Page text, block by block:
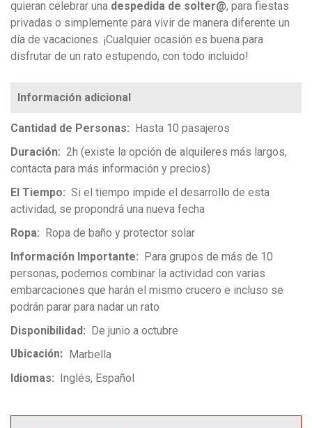
quieran celebrar una despedida de solter@, para fiestas
privadas o simplemente para vivir de manera diferente un
día de vacaciones. ¡Cualquier ocasión es buena para
disfrutar de un rato estupendo, con todo incluido!
Cantidad de Personas
Hasta 10 pasajeros
Duración
2h (existe la opción de alquileres más largos,
contacta para más información y precios)
El Tiempo
Si el tiempo impide el desarrollo de esta
actividad, se propondrá una nueva fecha
Ropa
Ropa de baño y protector solar
Información Importante
Para grupos de más de 10
personas, podemos combinar la actividad con varias
embarcaciones que harán el mismo crucero e incluso se
podrán parar para nadar un rato
Disponibilidad
De junio a octubre
Ubicación
Marbella
Idiomas
Inglés Español